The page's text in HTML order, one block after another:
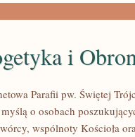
i
Parafii pw. Świętej
o osobach
wspólnoty Kościoła